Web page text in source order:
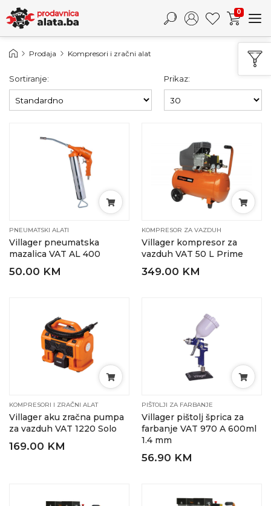
0
Prodaja Kompresori i zračni alat
Sortiranje: Prikaz:
PNEUMATSKI ALATI
Villager pneumatska
mazalica VAT AL 400
50.00 KM
KOMPRESOR ZA VAZDUH
Villager kompresor za
vazduh VAT 50 L Prime
349.00 KM
KOMPRESORI I ZRAČNI ALAT
Villager aku zračna pumpa
za vazduh VAT 1220 Solo
169.00 KM
PIŠTOLJI ZA FARBANJE
Villager pištolj šprica za
farbanje VAT 970 A 600ml
1.4 mm
56.90 KM